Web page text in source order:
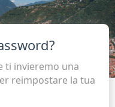
ti invieremo una
reimpostare la tua